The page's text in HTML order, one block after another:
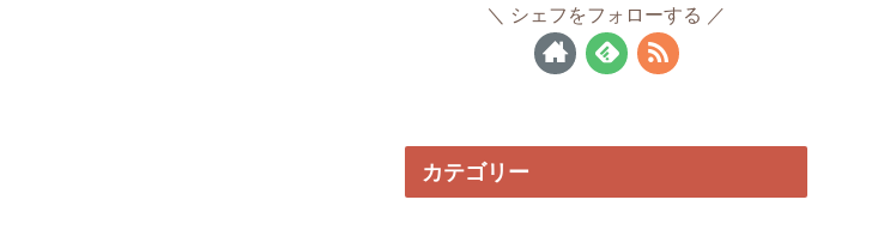
シェフをフォローする
カテゴリー